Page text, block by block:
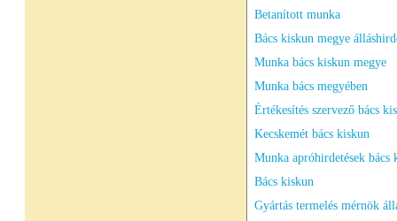
Betanított munka
Bács kiskun megye
Munka bács kiskun megye
Munka bács megyében
Értékesítés szervező bács
Kecskemét bács kiskun
Munka apróhirdetések bács
Bács kiskun
Gyártás termelés mérnök